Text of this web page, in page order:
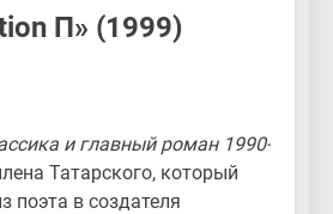
П» (1999)
и главный роман 1990-
Татарского, который
поэта в создателя